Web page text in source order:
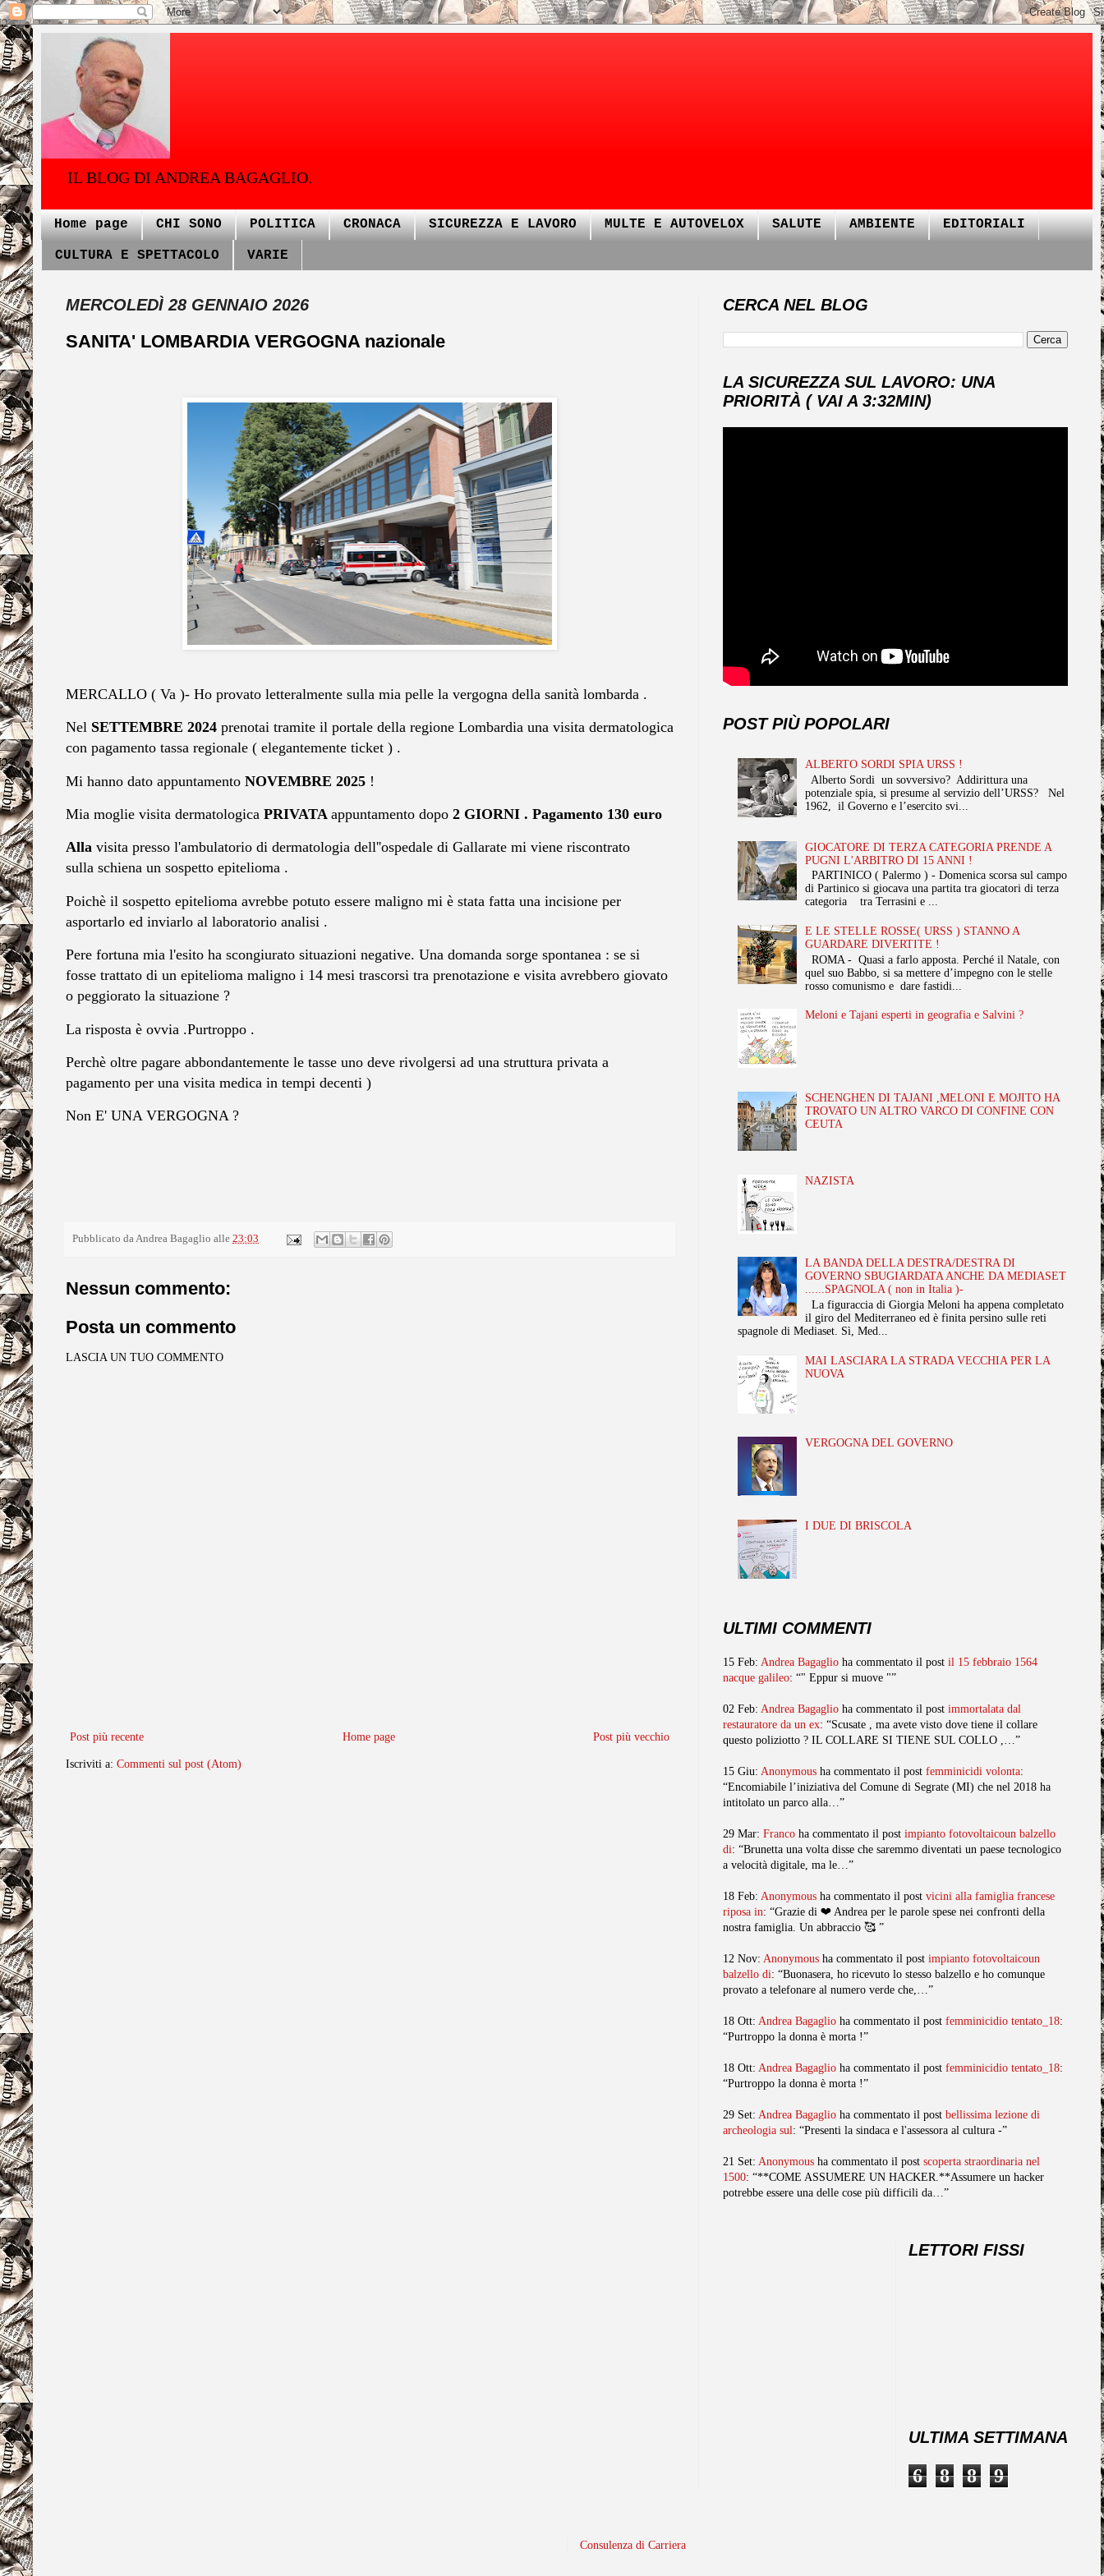
IL BLOG DI ANDREA BAGAGLIO.
Home page CHI SONO POLITICA CRONACA SICUREZZA E LAVORO MULTE E AUTOVELOX SALUTE AMBIENTE EDITORIALI
CULTURA E SPETTACOLO VARIE
MERCOLEDÌ 28 GENNAIO 2026
SANITA' LOMBARDIA VERGOGNA nazionale
MERCALLO ( Va )- Ho provato letteralmente sulla mia pelle la vergogna della sanità lombarda .
Nel SETTEMBRE 2024 prenotai tramite il portale della regione Lombardia una visita dermatologica
con pagamento tassa regionale ( elegantemente ticket ) .
Mi hanno dato appuntamento NOVEMBRE 2025 !
Mia moglie visita dermatologica PRIVATA appuntamento dopo 2 GIORNI . Pagamento 130 euro
Alla visita presso l'ambulatorio di dermatologia dell''ospedale di Gallarate mi viene riscontrato
sulla schiena un sospetto epitelioma .
Poichè il sospetto epitelioma avrebbe potuto essere maligno mi è stata fatta una incisione per
asportarlo ed inviarlo al laboratorio analisi .
Pere fortuna mia l'esito ha scongiurato situazioni negative. Una domanda sorge spontanea : se si
fosse trattato di un epitelioma maligno i 14 mesi trascorsi tra prenotazione e visita avrebbero giovato
o peggiorato la situazione ?
La risposta è ovvia .Purtroppo .
Perchè oltre pagare abbondantemente le tasse uno deve rivolgersi ad una struttura privata a
pagamento per una visita medica in tempi decenti )
Non E' UNA VERGOGNA ?
Pubblicato daAndrea Bagaglio alle 23:03
Nessun commento:
Posta un commento
LASCIA UN TUO COMMENTO
Post più recente Post più vecchio
Home page
Iscriviti a: Commenti sul post (Atom)
CERCA NEL BLOG
LA SICUREZZA SUL LAVORO: UNA
PRIORITÀ ( VAI A 3:32MIN)
POST PIÙ POPOLARI
ALBERTO SORDI SPIA URSS !
Alberto Sordi un sovversivo? Addirittura una
potenziale spia, si presume al servizio dell’URSS? Nel
1962, il Governo e l’esercito svi...
GIOCATORE DI TERZA CATEGORIA PRENDE A
PUGNI L'ARBITRO DI 15 ANNI !
PARTINICO ( Palermo ) - Domenica scorsa sul campo
di Partinico si giocava una partita tra giocatori di terza
categoria tra Terrasini e ...
E LE STELLE ROSSE( URSS ) STANNO A
GUARDARE DIVERTITE !
ROMA - Quasi a farlo apposta. Perché il Natale, con
quel suo Babbo, si sa mettere d’impegno con le stelle
rosso comunismo e dare fastidi...
Meloni e Tajani esperti in geografia e Salvini ?
SCHENGHEN DI TAJANI ,MELONI E MOJITO HA
TROVATO UN ALTRO VARCO DI CONFINE CON
CEUTA
NAZISTA
LA BANDA DELLA DESTRA/DESTRA DI
GOVERNO SBUGIARDATA ANCHE DA MEDIASET
......SPAGNOLA ( non in Italia )-
La figuraccia di Giorgia Meloni ha appena completato
il giro del Mediterraneo ed è finita persino sulle reti
spagnole di Mediaset. Sì, Med...
MAI LASCIARA LA STRADA VECCHIA PER LA
NUOVA
VERGOGNA DEL GOVERNO
I DUE DI BRISCOLA
ULTIMI COMMENTI
15 Feb: Andrea Bagaglio ha commentato il post il 15 febbraio 1564
nacque galileo: “" Eppur si muove "”
02 Feb: Andrea Bagaglio ha commentato il post immortalata dal
restauratore da un ex: “Scusate , ma avete visto dove tiene il collare
questo poliziotto ? IL COLLARE SI TIENE SUL COLLO ,…”
15 Giu: Anonymous ha commentato il post femminicidi volonta:
“Encomiabile l’iniziativa del Comune di Segrate (MI) che nel 2018 ha
intitolato un parco alla…”
29 Mar: Franco ha commentato il post impianto fotovoltaicoun balzello
di: “Brunetta una volta disse che saremmo diventati un paese tecnologico
a velocità digitale, ma le…”
18 Feb: Anonymous ha commentato il post vicini alla famiglia francese
riposa in: “Grazie di ❤️ Andrea per le parole spese nei confronti della
nostra famiglia. Un abbraccio 🥰 ”
12 Nov: Anonymous ha commentato il post impianto fotovoltaicoun
balzello di: “Buonasera, ho ricevuto lo stesso balzello e ho comunque
provato a telefonare al numero verde che,…”
18 Ott: Andrea Bagaglio ha commentato il post femminicidio tentato_18:
“Purtroppo la donna è morta !”
18 Ott: Andrea Bagaglio ha commentato il post femminicidio tentato_18:
“Purtroppo la donna è morta !”
29 Set: Andrea Bagaglio ha commentato il post bellissima lezione di
archeologia sul: “Presenti la sindaca e l'assessora al cultura -”
21 Set: Anonymous ha commentato il post scoperta straordinaria nel
1500: “**COME ASSUMERE UN HACKER.**Assumere un hacker
potrebbe essere una delle cose più difficili da…”
LETTORI FISSI
ULTIMA SETTIMANA
6 8 8 9
Consulenza di Carriera